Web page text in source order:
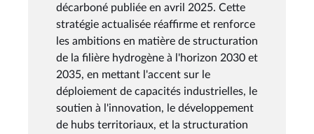
décarboné publiée en avril 2025. Cette
stratégie actualisée réaffirme et renforce
les ambitions en matière de structuration
de la filière hydrogène à l'horizon 2030 et
2035, en mettant l'accent sur le
déploiement de capacités industrielles, le
soutien à l'innovation, le développement
de hubs territoriaux, et la structuration